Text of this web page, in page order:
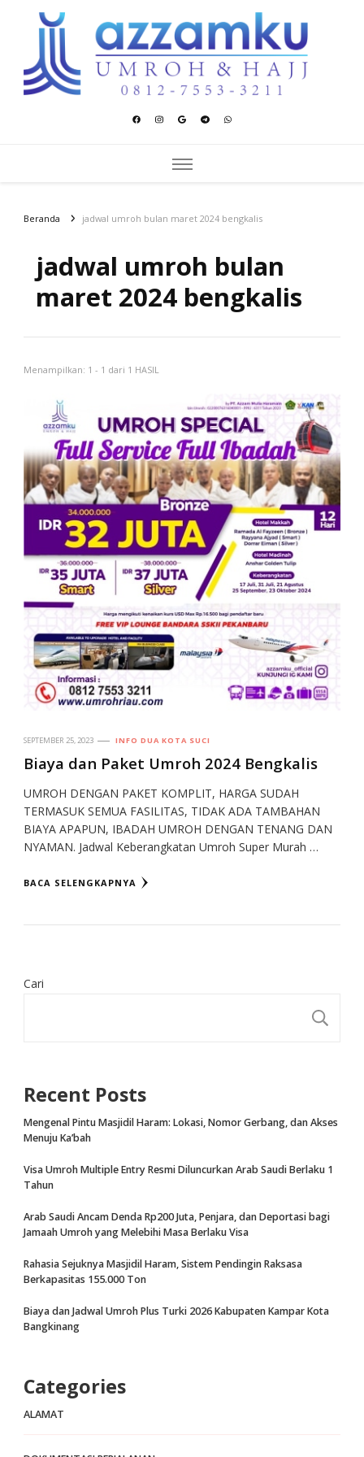
Azzamku Umroh dan Hajj
Beranda jadwal umroh bulan maret 2024 bengkalis
jadwal umroh bulan
maret 2024 bengkalis
Menampilkan: 1 - 1 dari 1 HASIL
SEPTEMBER 25, 2023 INFO DUA KOTA SUCI
Biaya dan Paket Umroh 2024 Bengkalis
UMROH DENGAN PAKET KOMPLIT, HARGA SUDAH
TERMASUK SEMUA FASILITAS, TIDAK ADA TAMBAHAN
BIAYA APAPUN, IBADAH UMROH DENGAN TENANG DAN
NYAMAN. Jadwal Keberangkatan Umroh Super Murah …
BACA SELENGKAPNYA
Cari
Recent Posts
Mengenal Pintu Masjidil Haram: Lokasi, Nomor Gerbang, dan Akses
Menuju Ka’bah
Visa Umroh Multiple Entry Resmi Diluncurkan Arab Saudi Berlaku 1
Tahun
Arab Saudi Ancam Denda Rp200 Juta, Penjara, dan Deportasi bagi
Jamaah Umroh yang Melebihi Masa Berlaku Visa
Rahasia Sejuknya Masjidil Haram, Sistem Pendingin Raksasa
Berkapasitas 155.000 Ton
Biaya dan Jadwal Umroh Plus Turki 2026 Kabupaten Kampar Kota
Bangkinang
Categories
ALAMAT